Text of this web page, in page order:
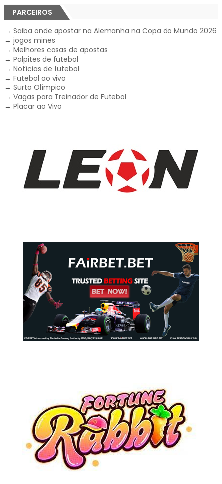
PARCEIROS
→ Saiba onde apostar na Alemanha na Copa do Mundo 2026
→ jogos mines
→ Melhores casas de apostas
→ Palpites de futebol
→ Notícias de futebol
→ Futebol ao vivo
→ Surto Olímpico
→ Vagas para Treinador de Futebol
→ Placar ao Vivo